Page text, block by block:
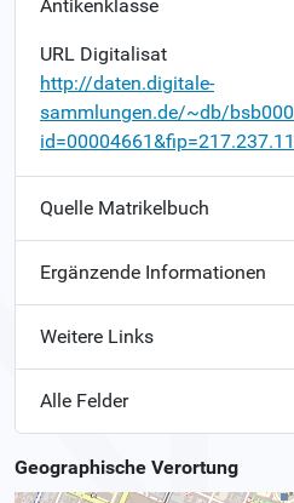
Antikenklasse
URL Digitalisat
http://daten.digitale-
sammlungen.de/~db/
Quelle Matrikelbuch
Ergänzende Informationen
Weitere Links
Alle Felder
Geographische Verortung